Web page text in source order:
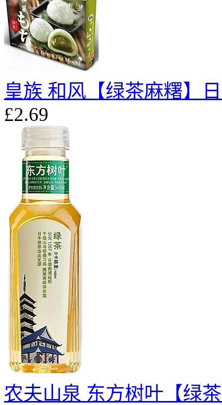
皇族 和风【绿茶麻糬】
£2.69
农夫山泉 东方树叶【绿